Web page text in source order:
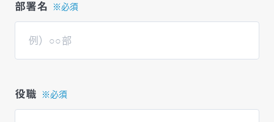
部署名 ※必須
役職 ※必須